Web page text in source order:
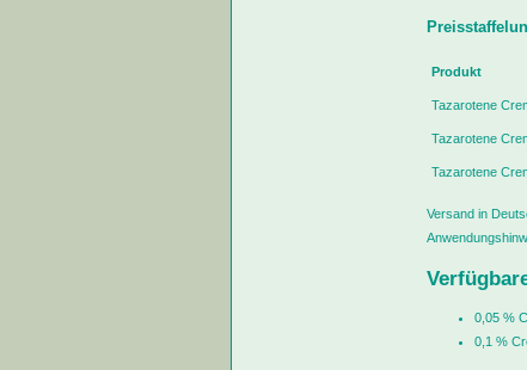
Produkt
Tazarotene
Tazarotene
Tazarotene
Versand in
0,05 %
0,1 %